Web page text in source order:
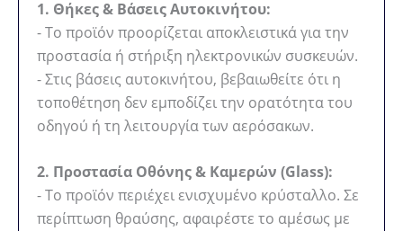
1. Θήκες & Βάσεις Αυτοκινήτου:
- Το προϊόν προορίζεται αποκλειστικά για την
προστασία ή στήριξη ηλεκτρονικών συσκευών.
- Στις βάσεις αυτοκινήτου, βεβαιωθείτε ότι η
τοποθέτηση δεν εμποδίζει την ορατότητα του
οδηγού ή τη λειτουργία των αερόσακων.
2. Προστασία Οθόνης & Καμερών (Glass):
- Το προϊόν περιέχει ενισχυμένο κρύσταλλο. Σε
περίπτωση θραύσης, αφαιρέστε το αμέσως με